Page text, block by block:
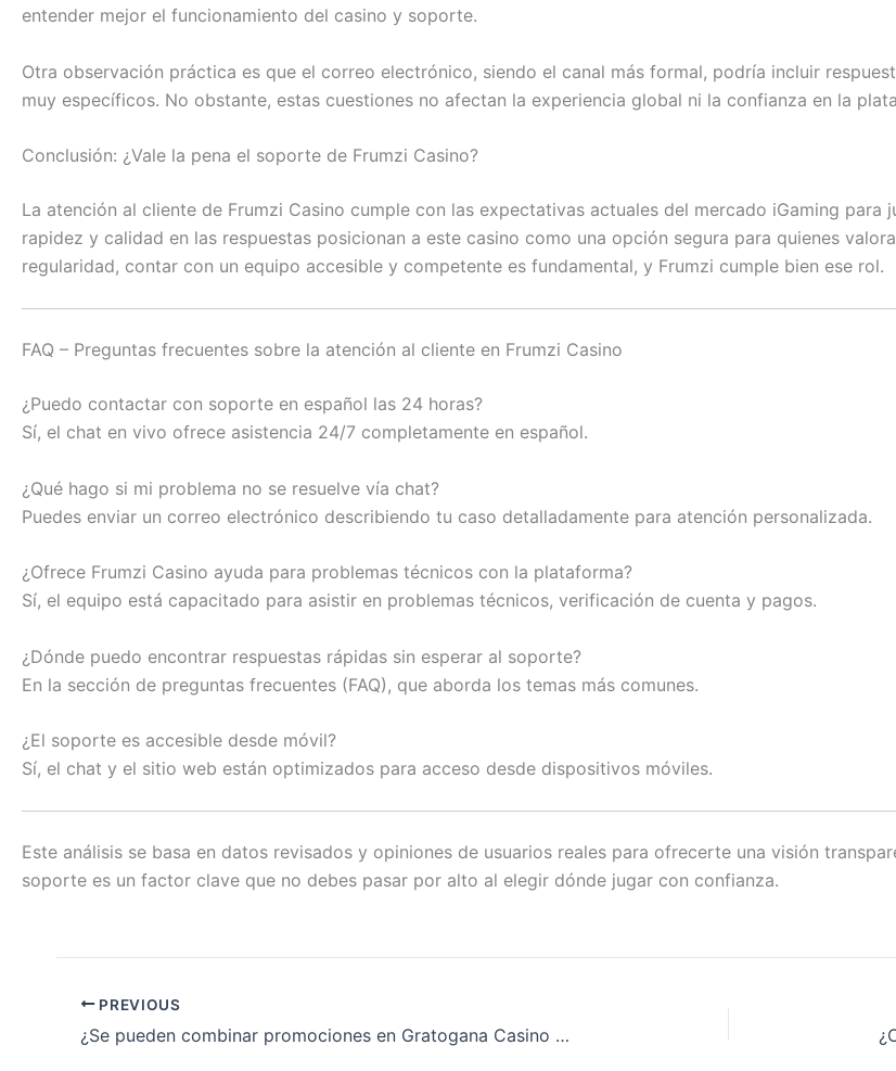
entender mejor el funcionamiento del casino y soporte.
Otra observación práctica es que el correo electrónico, siendo el canal más formal, podría incluir
muy específicos. No obstante, estas cuestiones no afectan la experiencia global ni la confianza en la
Conclusión: ¿Vale la pena el soporte de Frumzi Casino?
La atención al cliente de Frumzi Casino cumple con las expectativas actuales del mercado iGaming para
rapidez y calidad en las respuestas posicionan a este casino como una opción segura para quienes
regularidad, contar con un equipo accesible y competente es fundamental, y Frumzi cumple bien ese rol.
FAQ – Preguntas frecuentes sobre la atención al cliente en Frumzi Casino
¿Puedo contactar con soporte en español las 24 horas?
Sí, el chat en vivo ofrece asistencia 24/7 completamente en español.
¿Qué hago si mi problema no se resuelve vía chat?
Puedes enviar un correo electrónico describiendo tu caso detalladamente para atención personalizada.
¿Ofrece Frumzi Casino ayuda para problemas técnicos con la plataforma?
Sí, el equipo está capacitado para asistir en problemas técnicos, verificación de cuenta y pagos.
¿Dónde puedo encontrar respuestas rápidas sin esperar al soporte?
En la sección de preguntas frecuentes (FAQ), que aborda los temas más comunes.
¿El soporte es accesible desde móvil?
Sí, el chat y el sitio web están optimizados para acceso desde dispositivos móviles.
Este análisis se basa en datos revisados y opiniones de usuarios reales para ofrecerte una visión
soporte es un factor clave que no debes pasar por alto al elegir dónde jugar con confianza.
PREVIOUS
¿Se pueden combinar promociones en Gratogana Casino para mayor beneficio?